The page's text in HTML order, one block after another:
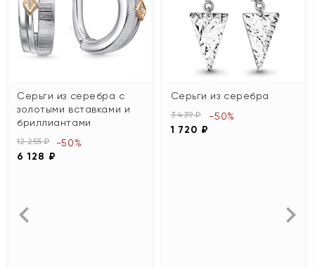
Серьги из серебра с
золотыми вставками и
бриллиантами
12 255 ₽
6 128 ₽
-50%
Серьги из серебра
3 439 ₽
1 720 ₽
-50%